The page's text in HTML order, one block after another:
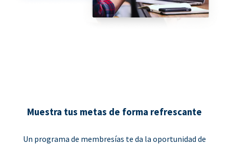
Muestra tus metas de forma refrescante
Un programa de membresías te da la oportunidad de